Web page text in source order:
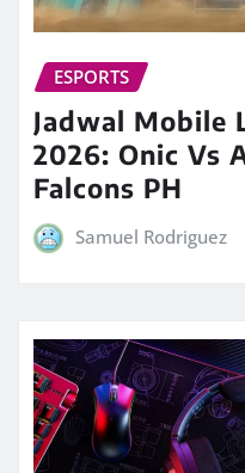
ESPORTS
Jadwal Mobile
2026: Onic Vs
Falcons PH
Samuel Rodriguez